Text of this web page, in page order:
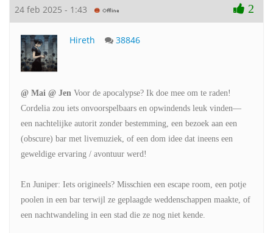
24 feb 2025 - 1:43 2
Hireth 38846
@ Mai @ Jen Voor de apocalypse? Ik doe mee om te raden!
Cordelia zou iets onvoorspelbaars en opwindends leuk vinden—
een nachtelijke autorit zonder bestemming, een bezoek aan een
(obscure) bar met livemuziek, of een dom idee dat ineens een
geweldige ervaring / avontuur werd!
En Juniper: Iets origineels? Misschien een escape room, een potje
poolen in een bar terwijl ze geplaagde weddenschappen maakte, of
een nachtwandeling in een stad die ze nog niet kende.